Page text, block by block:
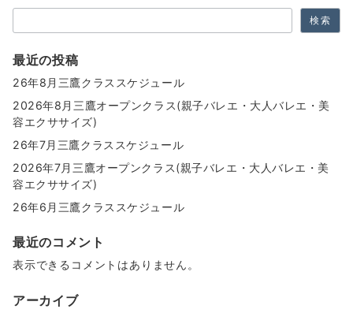
ン
検索
最近の投稿
26年8月三鷹クラススケジュール
2026年8月三鷹オープンクラス(親子バレエ・大人バレエ・美
容エクササイズ)
26年7月三鷹クラススケジュール
2026年7月三鷹オープンクラス(親子バレエ・大人バレエ・美
容エクササイズ)
26年6月三鷹クラススケジュール
最近のコメント
表示できるコメントはありません。
アーカイブ